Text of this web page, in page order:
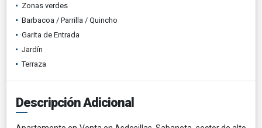
Zonas verdes
Barbacoa / Parrilla / Quincho
Garita de Entrada
Jardín
Terraza
Descripción Adicional